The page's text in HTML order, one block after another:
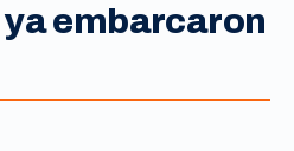
embarcaron